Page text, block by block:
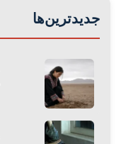
جدیدترین‌ها